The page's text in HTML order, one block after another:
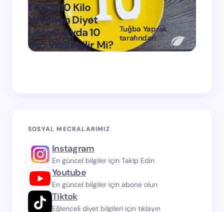
1 Ayda 10 Kilo
Verdiren Diyet
Listesi, Ayda 10
Kilo Verilebilir Mi?
Tuğba Yaprak
tarafından
on Mart 11, 2024
SOSYAL MECRALARIMIZ
Instagram
En güncel bilgiler için Takip Edin
Youtube
En güncel bilgiler için abone olun
Tiktok
Eğlenceli diyet bilgileri için tıklayın